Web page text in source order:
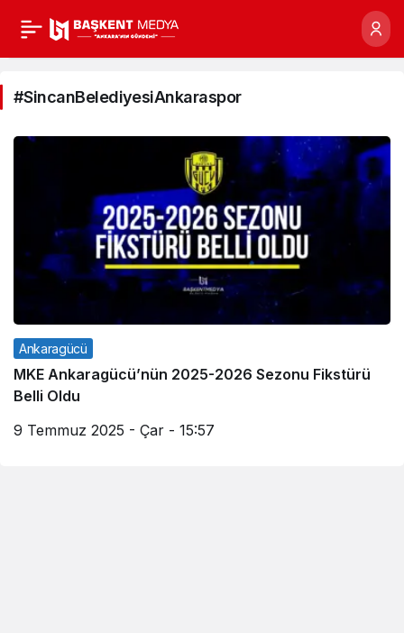
Haberleri
#SincanBelediyesiAnkaraspor
Ankaragücü
MKE Ankaragücü’nün 2025-2026 Sezonu Fikstürü
Belli Oldu
9 Temmuz 2025 - Çar - 15:57